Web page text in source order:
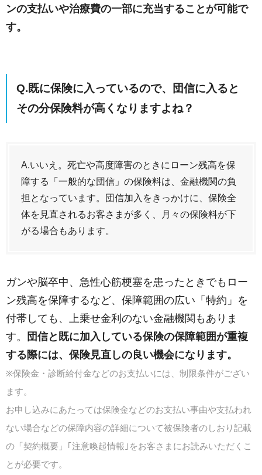
ンの支払いや治療費の一部に充当することが可能で
す。
Q.既に保険に入っているので、団信に入ると
その分保険料が高くなりますよね？
A.いいえ。死亡や高度障害のときにローン残高を保
障する「一般的な団信」の保険料は、金融機関の負
担となっています。団信加入をきっかけに、保険全
体を見直されるお客さまが多く、月々の保険料が下
がる場合もあります。
ガンや脳卒中、急性心筋梗塞を患ったときでもロー
ン残高を保障するなど、保障範囲の広い「特約」を
付帯しても、上乗せ金利のない金融機関もありま
す。
団信と既に加入している保険の保障範囲が重複
する際には、保険見直しの良い機会になります。
※保険金・診断給付金などのお支払いには、制限条件がござい
ます。
お申し込みにあたっては保険金などのお支払い事由や支払われ
ない場合などの保障内容の詳細について被保険者のしおり記載
の「契約概要」｢注意喚起情報｣をお客さまにお読みいただくこ
とが必要です。